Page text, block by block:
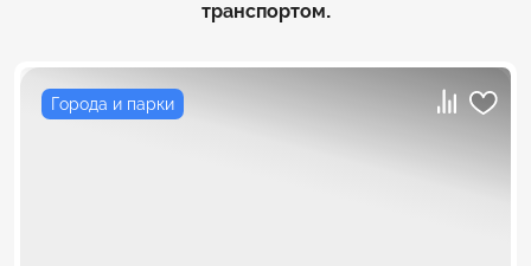
транспортом.
Города и парки